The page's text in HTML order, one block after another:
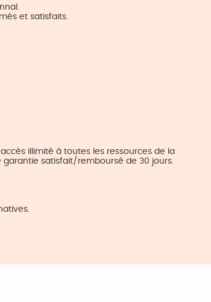
et satisfaits.
illimité à toutes les ressources de la
satisfait/remboursé de 30 jours.